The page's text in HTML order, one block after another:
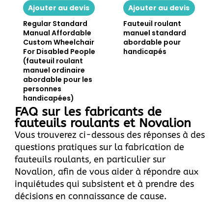
Ajouter au devis
Regular Standard
Manual Affordable
Custom Wheelchair
For Disabled People
(fauteuil roulant
manuel ordinaire
abordable pour les
personnes
handicapées)
Ajouter au devis
Fauteuil roulant
manuel standard
abordable pour
handicapés
FAQ sur les fabricants de
fauteuils roulants et Novalion
Vous trouverez ci-dessous des réponses à des
questions pratiques sur la fabrication de
fauteuils roulants, en particulier sur
Novalion, afin de vous aider à répondre aux
inquiétudes qui subsistent et à prendre des
décisions en connaissance de cause.